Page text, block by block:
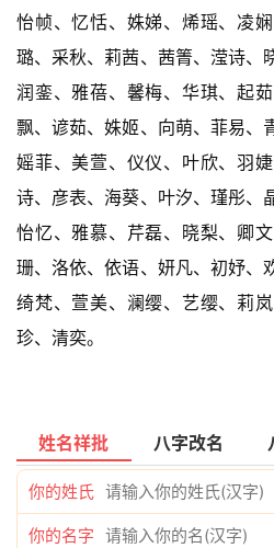
怡帧、忆恬、姝娣、烯瑶、凌
璐、采秋、莉茜、茜箐、滢诗、
润銮、雅蓓、馨梅、华琪、起
飘、谚茹、姝姬、向萌、菲易、
媱菲、美萱、仪仪、叶欣、羽
诗、彦表、海葵、叶汐、瑾彤、
怡忆、雅慕、芹磊、晓梨、卿
珊、洛依、依语、妍凡、初妤、
绮梵、萱美、澜缨、艺缨、莉
珍、清奕。
姓名祥批 八字改名
你的姓氏
你的名字